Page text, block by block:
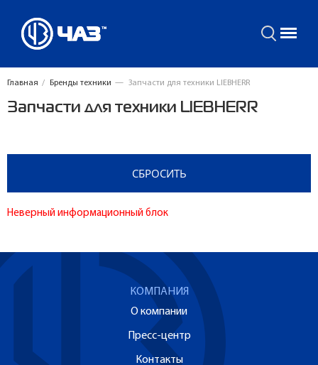
Главная / Бренды техники — Запчасти для техники LIEBHERR
Запчасти для техники LIEBHERR
Неверный информационный блок
КОМПАНИЯ
О компании
Пресс-центр
Контакты